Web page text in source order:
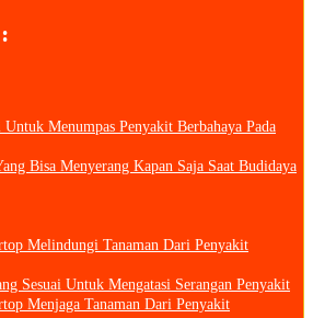
Menumpas Penyakit Berbahaya Pada
Bisa Menyerang Kapan Saja Saat Budidaya
Melindungi Tanaman Dari Penyakit
Sesuai Untuk Mengatasi Serangan Penyakit
Menjaga Tanaman Dari Penyakit